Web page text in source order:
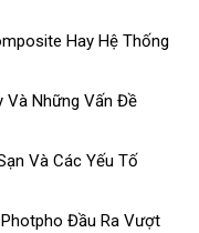
Hay Hệ Thống
Và Những Vấn Đề
Và Các Yếu Tố
Đầu Ra Vượt